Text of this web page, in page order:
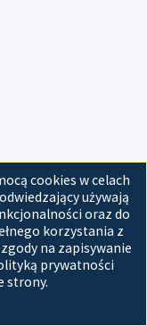
cookies w celach
używają
oraz do
korzystania z
na zapisywanie
prywatności
strony.